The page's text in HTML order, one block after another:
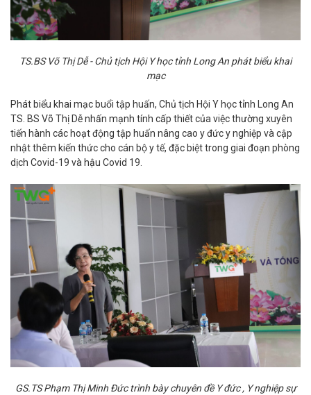
TS.BS Võ Thị Dễ - Chủ tịch Hội Y học tỉnh Long An phát biểu khai
mạc
Phát biểu khai mạc buổi tập huấn, Chủ tịch Hội Y học tỉnh Long An
TS. BS Võ Thị Dễ nhấn mạnh tính cấp thiết của việc thường xuyên
tiến hành các hoạt động tập huấn nâng cao y đức y nghiệp và cập
nhật thêm kiến thức cho cán bộ y tế, đặc biệt trong giai đoạn phòng
dịch Covid-19 và hậu Covid 19.
GS.TS Phạm Thị Minh Đức trình bày chuyên đề Y đức , Y nghiệp sự